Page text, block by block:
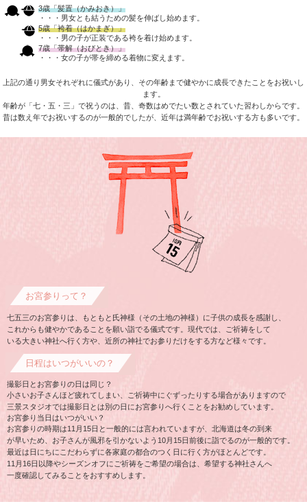
3歳「髪置（かみおき）」
・・・男女とも結うための髪を伸ばし始めます。
5歳「袴着（はかまぎ）」
・・・男の子が正装である袴を着け始めます。
7歳「帯解（おびとき）」
・・・女の子が帯を締める着物に変えます。
上記の通り男女それぞれに儀式があり、その年齢まで健やかに成長できたことをお祝いし
ます。
年齢が「七・五・三」で祝うのは、昔、奇数はめでたい数とされていた習わしからです。
昔は数え年でお祝いするのが一般的でしたが、近年は満年齢でお祝いする方も多いです。
お宮参りって？
七五三のお宮参りは、もともと氏神様（その土地の神様）に子供の成長を感謝し、
これからも健やかであることを願い詣でる儀式です。現代では、ご祈祷をして
いる大きい神社へ行く方や、近所の神社でお参りだけをする方など様々です。
日程はいつがいいの？
撮影日とお宮参りの日は同じ？
小さいお子さんほど疲れてしまい、ご祈祷中にぐずったりする場合がありますので
三景スタジオでは撮影日とは別の日にお宮参りへ行くことをお勧めしています。
お宮参り当日はいつがいい？
お宮参りの時期は11月15日と一般的には言われていますが、北海道は冬の到来
が早いため、お子さんが風邪を引かないよう10月15日前後に詣でるのが一般的です。
最近は日にちにこだわらずに各家庭の都合のつく日に行く方がほとんどです。
11月16日以降やシーズンオフにご祈祷をご希望の場合は、希望する神社さんへ
一度確認してみることをおすすめします。